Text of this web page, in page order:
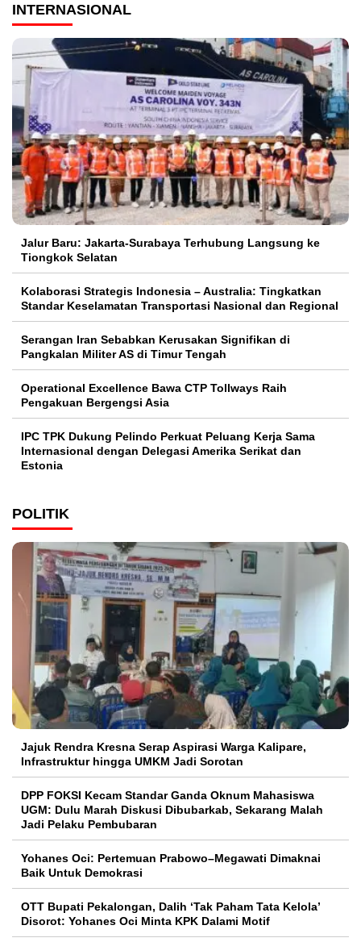
INTERNASIONAL
Jalur Baru: Jakarta-Surabaya Terhubung Langsung ke
Tiongkok Selatan
Kolaborasi Strategis Indonesia – Australia: Tingkatkan
Standar Keselamatan Transportasi Nasional dan Regional
Serangan Iran Sebabkan Kerusakan Signifikan di
Pangkalan Militer AS di Timur Tengah
Operational Excellence Bawa CTP Tollways Raih
Pengakuan Bergengsi Asia
IPC TPK Dukung Pelindo Perkuat Peluang Kerja Sama
Internasional dengan Delegasi Amerika Serikat dan
Estonia
POLITIK
Jajuk Rendra Kresna Serap Aspirasi Warga Kalipare,
Infrastruktur hingga UMKM Jadi Sorotan
DPP FOKSI Kecam Standar Ganda Oknum Mahasiswa
UGM: Dulu Marah Diskusi Dibubarkab, Sekarang Malah
Jadi Pelaku Pembubaran
Yohanes Oci: Pertemuan Prabowo–Megawati Dimaknai
Baik Untuk Demokrasi
OTT Bupati Pekalongan, Dalih ‘Tak Paham Tata Kelola’
Disorot: Yohanes Oci Minta KPK Dalami Motif